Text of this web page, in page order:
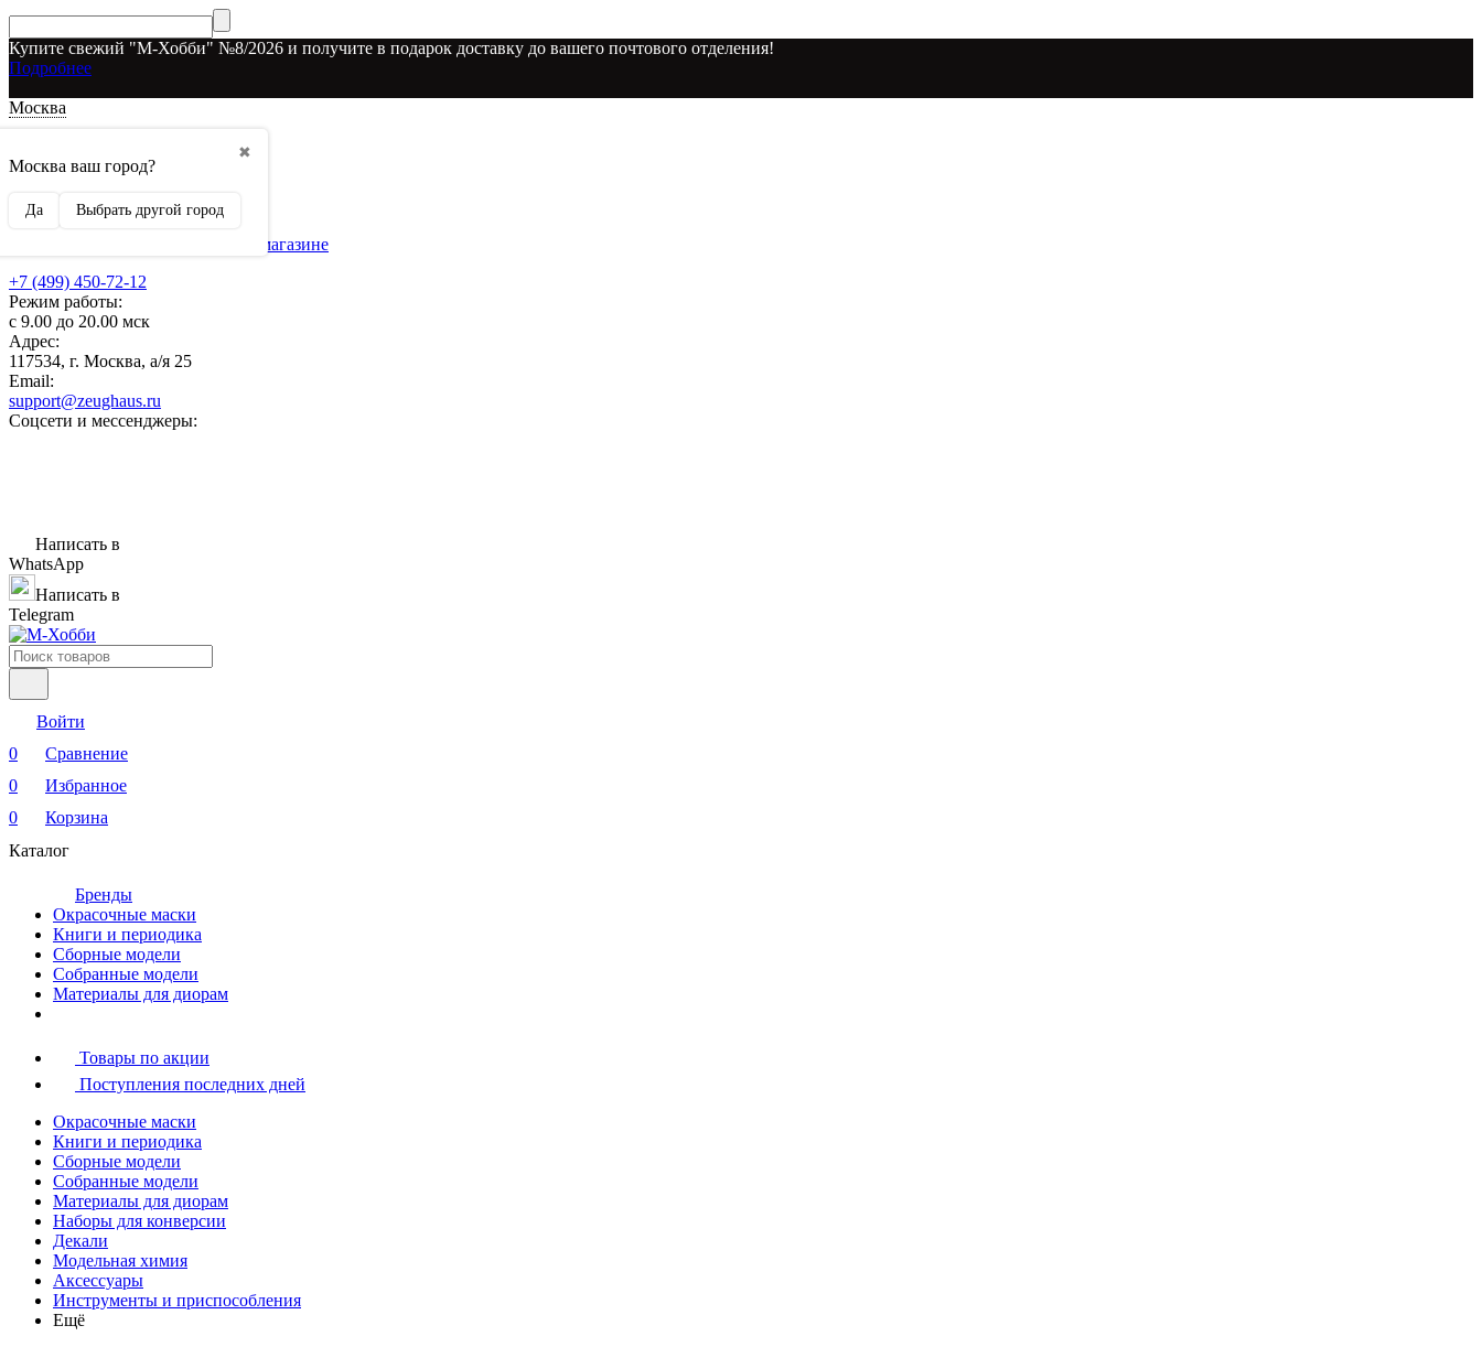
Купите свежий "М-Хобби" №8/2026 и получите в подарок доставку до вашего почтового отделения!
Подробнее
Москва
✖
Москва ваш город?
Да Выбрать другой город
О наших скидках
Рекламодателям
Бренды, представленные в магазине
+7 (499) 450-72-12
Режим работы:
с 9.00 до 20.00 мск
Адрес:
117534, г. Москва, а/я 25
Email:
support@zeughaus.ru
Соцсети и мессенджеры:
Написать в
WhatsApp
Написать в
Telegram
Войти
0
Сравнение
0
Избранное
0
Корзина
Каталог
Бренды
Окрасочные маски
Книги и периодика
Сборные модели
Собранные модели
Материалы для диорам
Товары по акции
Поступления последних дней
Окрасочные маски
Книги и периодика
Сборные модели
Собранные модели
Материалы для диорам
Наборы для конверсии
Декали
Модельная химия
Аксессуары
Инструменты и приспособления
Ещё